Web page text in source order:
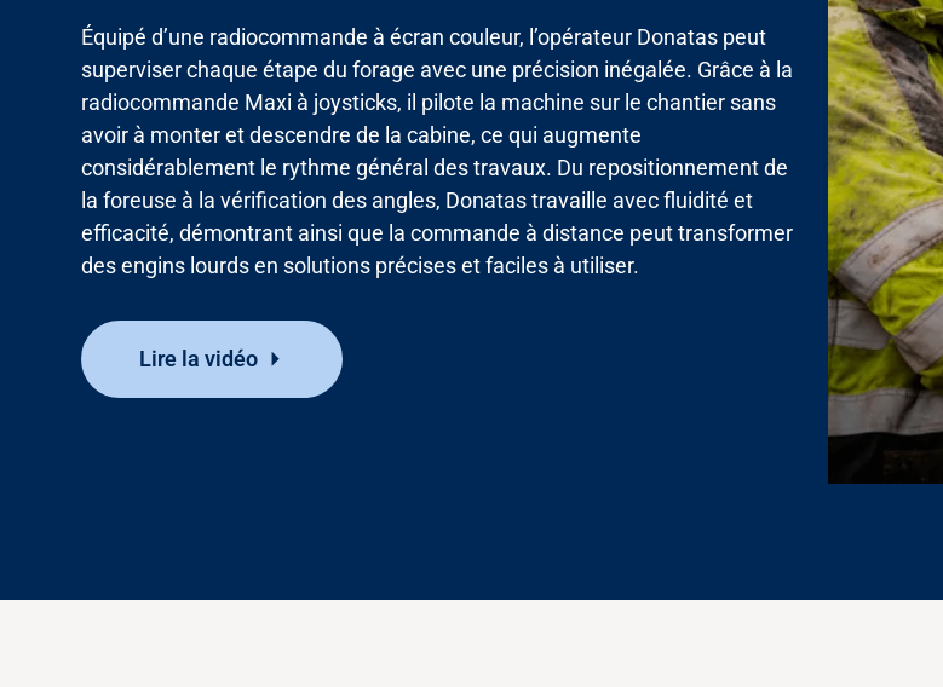
Équipé d’une radiocommande à écran couleur, l’opérateur Donatas peut
superviser chaque étape du forage avec une précision inégalée. Grâce à la
radiocommande Maxi à joysticks, il pilote la machine sur le chantier sans
avoir à monter et descendre de la cabine, ce qui augmente
considérablement le rythme général des travaux. Du repositionnement de
la foreuse à la vérification des angles, Donatas travaille avec fluidité et
efficacité, démontrant ainsi que la commande à distance peut transformer
des engins lourds en solutions précises et faciles à utiliser.
Lire la vidéo